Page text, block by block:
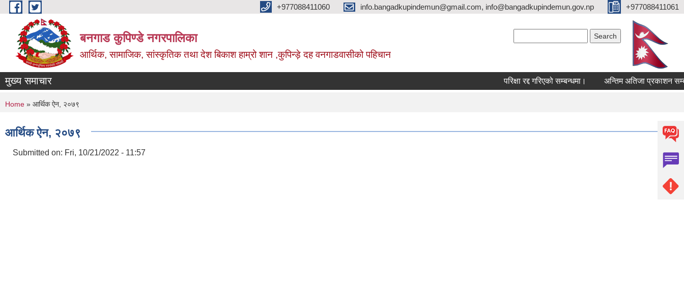
Skip to main content +977088411060 info.bangadkupindemun@gmail.com, info@bangadkupindemun.gov.np +977088411061
बनगाड कुपिण्डे नगरपालिका
आर्थिक, सामाजिक, सांस्कृतिक तथा देश बिकाश हाम्रो शान ,कुपिन्ड़े दह वनगाडवासीको पहिचान
मुख्य समाचार परिक्षा रद्द गरिएको सम्बन्धमा। अन्तिम अतिजा प्रकाशन
You are here
Home » आर्थिक ऐन, २०७९
आर्थिक ऐन, २०७९
Submitted on: Fri, 10/21/2022 - 11:57